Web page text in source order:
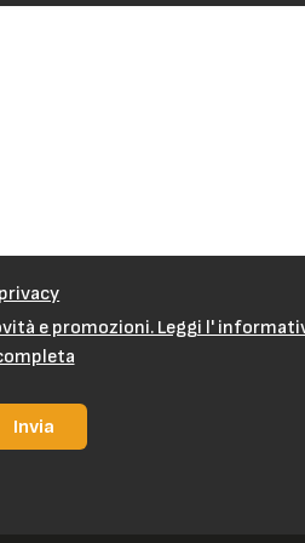
e promozioni. Leggi l'
Invia